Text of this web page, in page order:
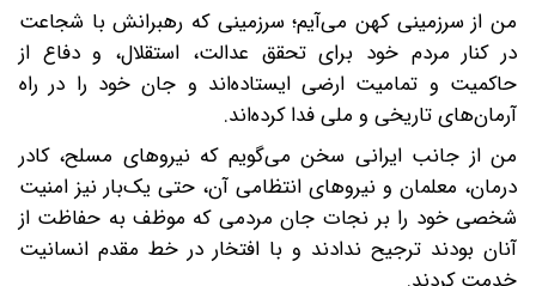
من از سرزمینی کهن می‌آیم؛ سرزمینی که رهبرانش با شجاعت
در کنار مردم خود برای تحقق عدالت، استقلال، و دفاع از
حاکمیت و تمامیت ارضی ایستاده‌اند و جان خود را در راه
آرمان‌های تاریخی و ملی فدا کرده‌اند.
من از جانب ایرانی سخن می‌گویم که نیروهای مسلح، کادر
درمان، معلمان و نیروهای انتظامی آن، حتی یک‌بار نیز امنیت
شخصی خود را بر نجات جان مردمی که موظف به حفاظت از
آنان بودند ترجیح ندادند و با افتخار در خط مقدم انسانیت